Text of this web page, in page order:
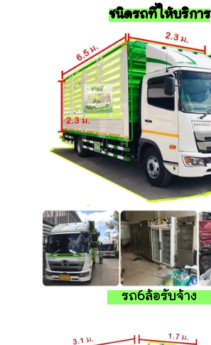
ชนิดรถที่ให้บริการ
รถ6ล้อรับจ้าง